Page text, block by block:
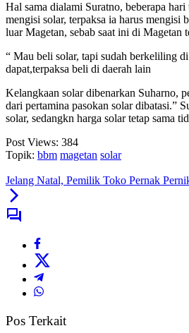
Hal sama dialami Suratno, beberapa
mengisi solar, terpaksa ia harus mengisi
luar Magetan, sebab saat ini di Magetan
“ Mau beli solar, tapi sudah berkeliling
dapat,terpaksa beli di daerah lain
Kelangkaan solar dibenarkan Suharno,
dari pertamina pasokan solar dibatasi.”
solar, sedangkn harga solar tetap sama
Post Views: 384
Topik: bbm magetan solar
Jelang Natal, Pemilik Toko Pernak
Pos Terkait